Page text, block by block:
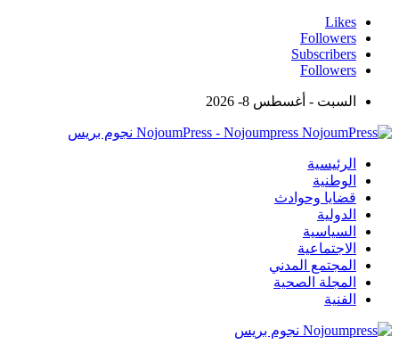
Likes
Followers
Subscribers
Followers
السبت - أغسطس 8- 2026
NojoumPress - Nojoumpress نجوم بريس
الرئيسية
الوطنية
قضايا وحوادث
الدولية
السياسية
الاجتماعية
المجتمع المدني
المجلة الصحية
الفنية